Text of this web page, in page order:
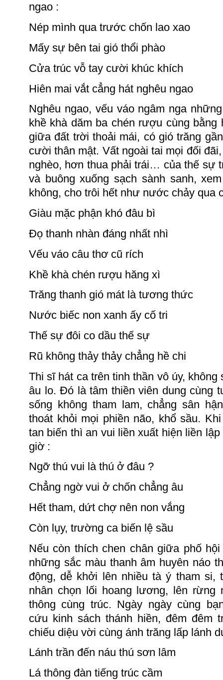
ngao :
Nép mình qua trước chốn lao xao
Mấy sự bên tai gió thổi phào
Cửa trúc vỗ tay cười khúc khích
Hiên mai vắt cẳng hát nghêu ngao
Nghêu ngao, vếu váo ngâm nga
khề khà dăm ba chén rượu cùng
giữa đất trời thoải mái, có gió trăng
cười thân mật. Vất ngoàitai mọi đối
nghèo, hơn thua phải trái… của thế sự
và buông xuống sạch sành sanh,
không, cho trôi hết như nước chảy qua
Giàu mặc phận khó đâu bì
Đọ thanh nhàn đáng nhất nhì
Vếu váo câu thơ cũ rích
Khề khà chén rượu hăng xì
Trăng thanh gió mát là tương thức
Nước biếc non xanh ấy cố tri
Thế sự đôi co dầu thế sự
Rũ không thảy thảy chẳng hề chi
Thi sĩ hát ca trên tinh thần vô úy, không
âu lo. Đó làtâm thiền viên dung cùng
sống không tham lam, chẳngsân
thoát khỏi mọi phiền não, khổ sầu.
tan biến thì an vui liền xuất hiện liền
giờ :
Ngỡ thú vui là thú ở đâu ?
Chẳng ngờ vui ở chốn chẳng âu
Hết tham, dứt chợ nên non vắng
Còn lụy, trường ca biến lệ sầu
Nếu còn thích chen chân giữa phố
những sắc màu thanh âm huyên náo
động, dễ khởi lên nhiều tà ý tham si,
nhân chọn lối hoang lương, lên rừng
thông cùng trúc. Ngày ngày cùng
cứu kinh sách thánh hiền, đêm đêm
chiếu diệu vời cùng ánh trăng lấp lánh
Lánh trần đến náu thú sơn lâm
Lá thông đàn tiếng trúc cầm